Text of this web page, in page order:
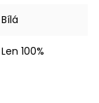
Bílá
Len 100%